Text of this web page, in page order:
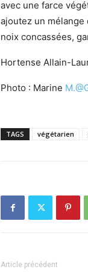
avec une farce
ajoutez un mélange
noix concassées,
Hortense Allain-
Photo : Marine
TAGS végétarien
Article précédent